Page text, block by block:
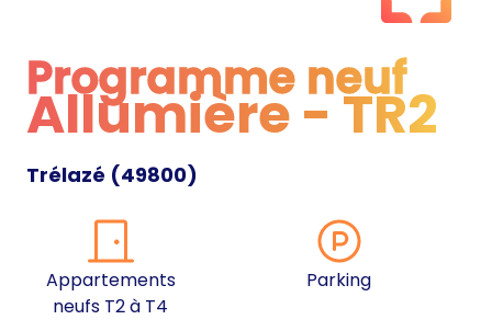
Programme neuf
Programme neuf
Allumière - TR2
Trélazé (49800)
Appartements
neufs T2 à T4
Parking